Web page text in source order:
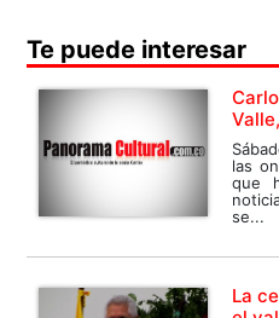
Te puede interesar
las
que
se...
La